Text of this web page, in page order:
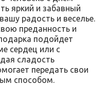
яркий и забавный
радость и веселье.
преданность и
подойдет
сердец или с
сладость
передать свои
способом.